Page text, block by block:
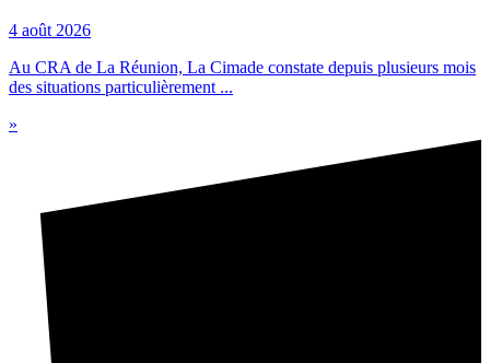
4 août 2026
Au CRA de La Réunion, La Cimade constate depuis plusieurs mois
des situations particulièrement ...
»